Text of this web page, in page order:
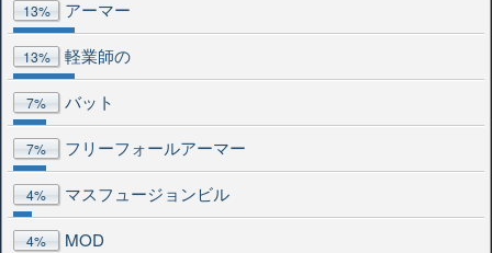
13% アーマー
13% 軽業師の
7% バット
7% フリーフォールアーマー
4% マスフュージョンビル
4% MOD